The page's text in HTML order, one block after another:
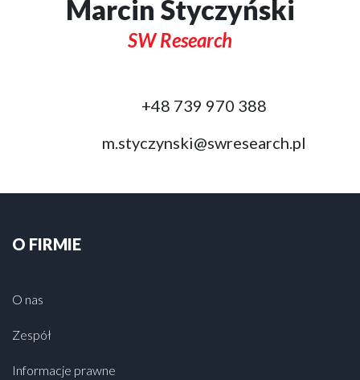
Marcin Styczyński
SW Research
+48 739 970 388
m.styczynski@swresearch.pl
O FIRMIE
O nas
Zespół
Informacje prawne